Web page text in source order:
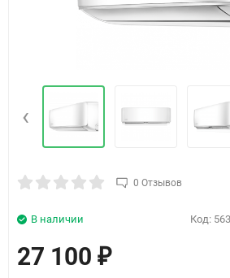
‹
0 Отзывов
Код:
В наличии
27 100 ₽